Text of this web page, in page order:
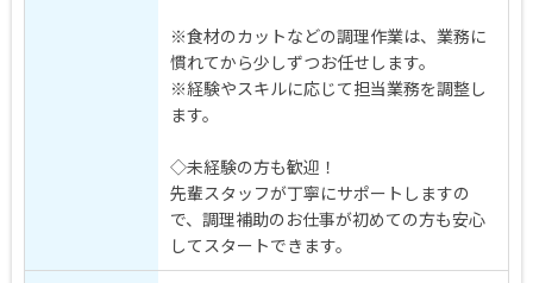
※食材のカットなどの調理作業は、業務に
慣れてから少しずつお任せします。
※経験やスキルに応じて担当業務を調整し
ます。
◇未経験の方も歓迎！
先輩スタッフが丁寧にサポートしますの
で、調理補助のお仕事が初めての方も安心
してスタートできます。